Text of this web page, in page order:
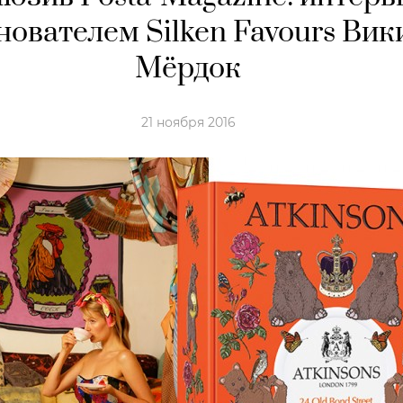
Silken Favours
Мёрдок
21 ноября 2016